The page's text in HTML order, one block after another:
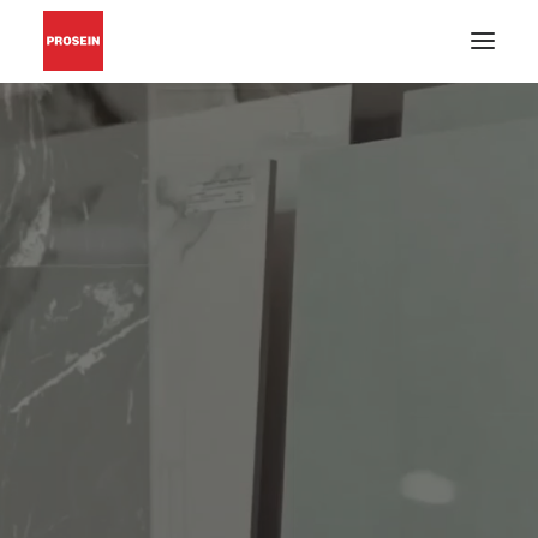
PISO Y PARED
MUEBLES DE BAÑO
MATERIALES DE INSTALACIÓN
BUSCAR
INSPIRACIÓN